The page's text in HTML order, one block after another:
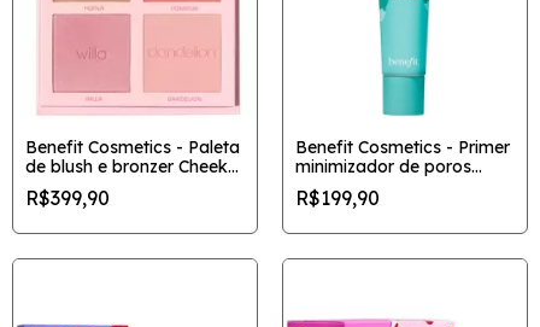
Benefit Cosmetics - Paleta
de blush e bronzer Cheeky
Love Letter
R$399,90
Benefit Cosmetics - Primer
minimizador de poros
POREfessional
R$199,90